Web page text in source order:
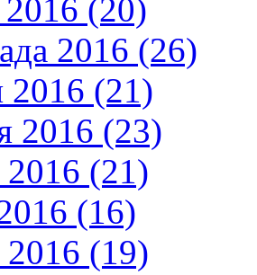
2016 (20)
2016 (26)
2016 (21)
2016 (23)
2016 (21)
(16)
2016 (19)